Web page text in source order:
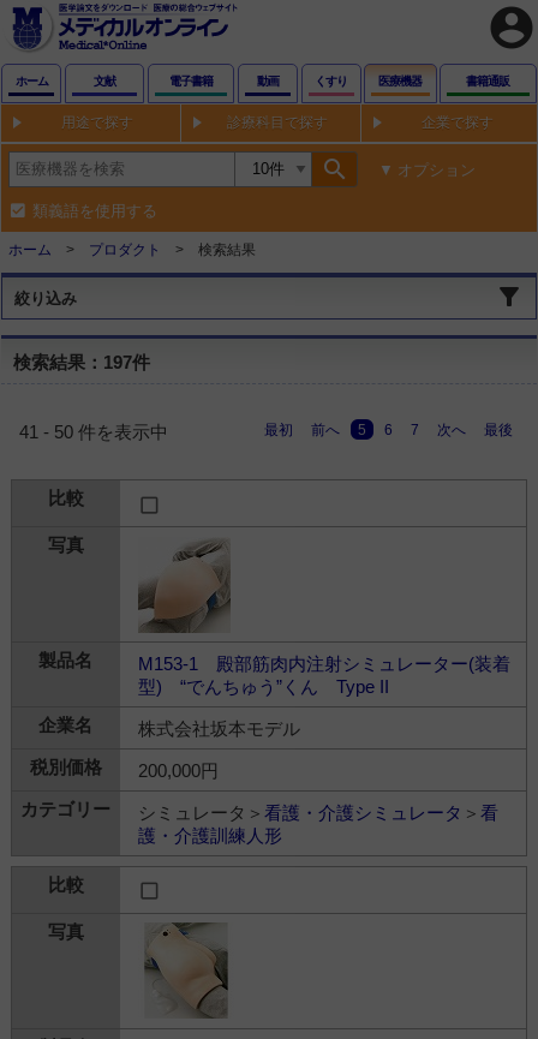
account_circle
ホーム 文献 電子書籍 動画 くすり 医療機器 書籍通販
用途で探す 診療科目で探す 企業で探す
search オプション
類義語を使用する
ホーム プロダクト 検索結果
絞り込み
検索結果：197件
41 - 50 件を表示中 最初 前へ 5 6 7 次へ 最後
M153-1 殿部筋肉内注射シミュレーター(装着
型) “でんちゅう”くん Type II
株式会社坂本モデル
200,000円
シミュレータ＞ 看護・介護シミュレータ ＞ 看
護・介護訓練人形